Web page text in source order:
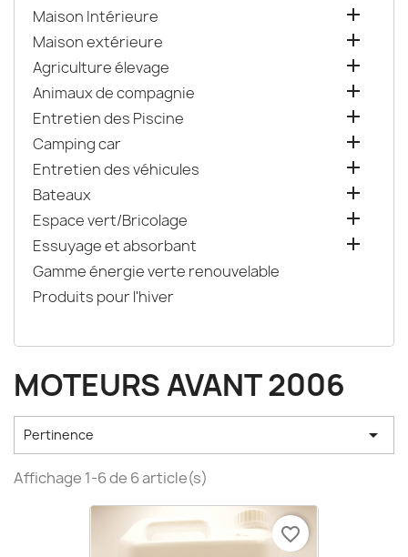
Maison Intérieure 
Maison extérieure 
Agriculture élevage 
Animaux de compagnie 
Entretien des Piscine 
Camping car 
Entretien des véhicules 
Bateaux 
Espace vert/Bricolage 
Essuyage et absorbant 
Gamme énergie verte renouvelable
Produits pour l'hiver
MOTEURS AVANT 2006
Pertinence 
Affichage 1-6 de 6 article(s)
favorite_border